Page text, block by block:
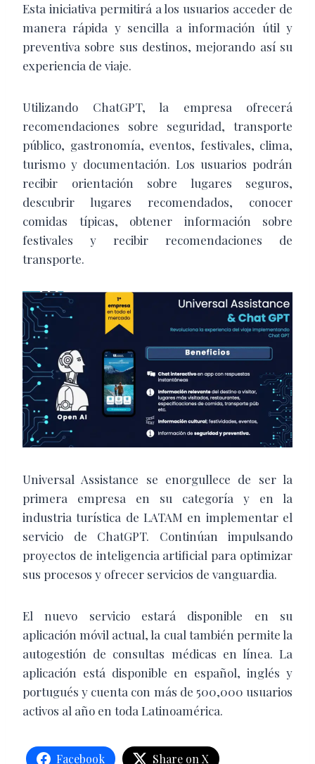
Esta iniciativa permitirá a los usuarios acceder de
manera rápida y sencilla a información útil y
preventiva sobre sus destinos, mejorando así su
experiencia de viaje.
Utilizando ChatGPT, la empresa ofrecerá
recomendaciones sobre seguridad, transporte
público, gastronomía, eventos, festivales, clima,
turismo y documentación. Los usuarios podrán
recibir orientación sobre lugares seguros,
descubrir lugares recomendados, conocer
comidas típicas, obtener información sobre
festivales y recibir recomendaciones de
transporte.
Universal Assistance se enorgullece de ser la
primera empresa en su categoría y en la
industria turística de LATAM en implementar el
servicio de ChatGPT. Continúan impulsando
proyectos de inteligencia artificial para optimizar
sus procesos y ofrecer servicios de vanguardia.
El nuevo servicio estará disponible en su
aplicación móvil actual, la cual también permite la
autogestión de consultas médicas en línea. La
aplicación está disponible en español, inglés y
portugués y cuenta con más de 500,000 usuarios
activos al año en toda Latinoamérica.
Facebook Share on X